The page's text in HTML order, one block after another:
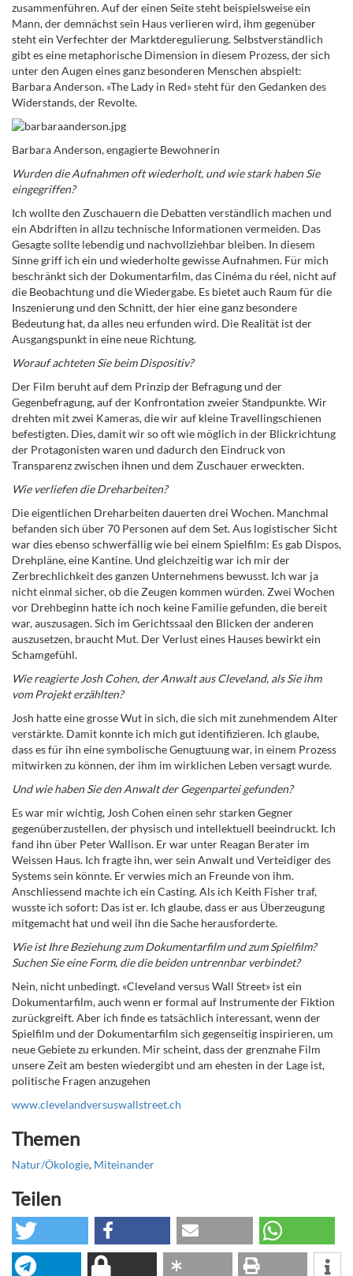
zusammenführen. Auf der einen Seite steht beispielsweise ein
Mann, der demnächst sein Haus verlieren wird, ihm gegenüber
steht ein Verfechter der Marktderegulierung. Selbstverständlich
gibt es eine metaphorische Dimension in diesem Prozess, der sich
unter den Augen eines ganz besonderen Menschen abspielt:
Barbara Anderson. «The Lady in Red» steht für den Gedanken des
Widerstands, der Revolte.
Barbara Anderson, engagierte Bewohnerin
Wurden die Aufnahmen oft wiederholt, und wie stark haben Sie
eingegriffen?
Ich wollte den Zuschauern die Debatten verständlich machen und
ein Abdriften in allzu technische Informationen vermeiden. Das
Gesagte sollte lebendig und nachvollziehbar bleiben. In diesem
Sinne griff ich ein und wiederholte gewisse Aufnahmen. Für mich
beschränkt sich der Dokumentarfilm, das Cinéma du réel, nicht auf
die Beobachtung und die Wiedergabe. Es bietet auch Raum für die
Inszenierung und den Schnitt, der hier eine ganz besondere
Bedeutung hat, da alles neu erfunden wird. Die Realität ist der
Ausgangspunkt in eine neue Richtung.
Worauf achteten Sie beim Dispositiv?
Der Film beruht auf dem Prinzip der Befragung und der
Gegenbefragung, auf der Konfrontation zweier Standpunkte. Wir
drehten mit zwei Kameras, die wir auf kleine Travellingschienen
befestigten. Dies, damit wir so oft wie möglich in der Blickrichtung
der Protagonisten waren und dadurch den Eindruck von
Transparenz zwischen ihnen und dem Zuschauer erweckten.
Wie verliefen die Dreharbeiten?
Die eigentlichen Dreharbeiten dauerten drei Wochen. Manchmal
befanden sich über 70 Personen auf dem Set. Aus logistischer Sicht
war dies ebenso schwerfällig wie bei einem Spielfilm: Es gab Dispos,
Drehpläne, eine Kantine. Und gleichzeitig war ich mir der
Zerbrechlichkeit des ganzen Unternehmens bewusst. Ich war ja
nicht einmal sicher, ob die Zeugen kommen würden. Zwei Wochen
vor Drehbeginn hatte ich noch keine Familie gefunden, die bereit
war, auszusagen. Sich im Gerichtssaal den Blicken der anderen
auszusetzen, braucht Mut. Der Verlust eines Hauses bewirkt ein
Schamgefühl.
Wie reagierte Josh Cohen, der Anwalt aus Cleveland, als Sie ihm
vom Projekt erzählten?
Josh hatte eine grosse Wut in sich, die sich mit zunehmendem Alter
verstärkte. Damit konnte ich mich gut identifizieren. Ich glaube,
dass es für ihn eine symbolische Genugtuung war, in einem Prozess
mitwirken zu können, der ihm im wirklichen Leben versagt wurde.
Und wie haben Sie den Anwalt der Gegenpartei gefunden?
Es war mir wichtig, Josh Cohen einen sehr starken Gegner
gegenüberzustellen, der physisch und intellektuell beeindruckt. Ich
fand ihn über Peter Wallison. Er war unter Reagan Berater im
Weissen Haus. Ich fragte ihn, wer sein Anwalt und Verteidiger des
Systems sein könnte. Er verwies mich an Freunde von ihm.
Anschliessend machte ich ein Casting. Als ich Keith Fisher traf,
wusste ich sofort: Das ist er. Ich glaube, dass er aus Überzeugung
mitgemacht hat und weil ihn die Sache herausforderte.
Wie ist Ihre Beziehung zum Dokumentarfilm und zum Spielfilm?
Suchen Sie eine Form, die die beiden untrennbar verbindet?
Nein, nicht unbedingt. «Cleveland versus Wall Street» ist ein
Dokumentarfilm, auch wenn er formal auf Instrumente der Fiktion
zurückgreift. Aber ich finde es tatsächlich interessant, wenn der
Spielfilm und der Dokumentarfilm sich gegenseitig inspirieren, um
neue Gebiete zu erkunden. Mir scheint, dass der grenznahe Film
unsere Zeit am besten wiedergibt und am ehesten in der Lage ist,
politische Fragen anzugehen
www.clevelandversuswallstreet.ch
Themen
Natur/Ökologie, Miteinander
Teilen